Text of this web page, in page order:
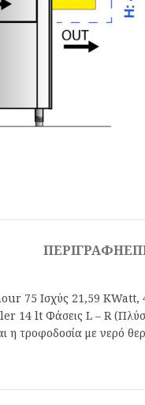
ΠΕΡΙΓΡΑΦΉ
75 Ισχύς 21,59
14 lt Φάσεις L – R
τροφοδοσία με νερό